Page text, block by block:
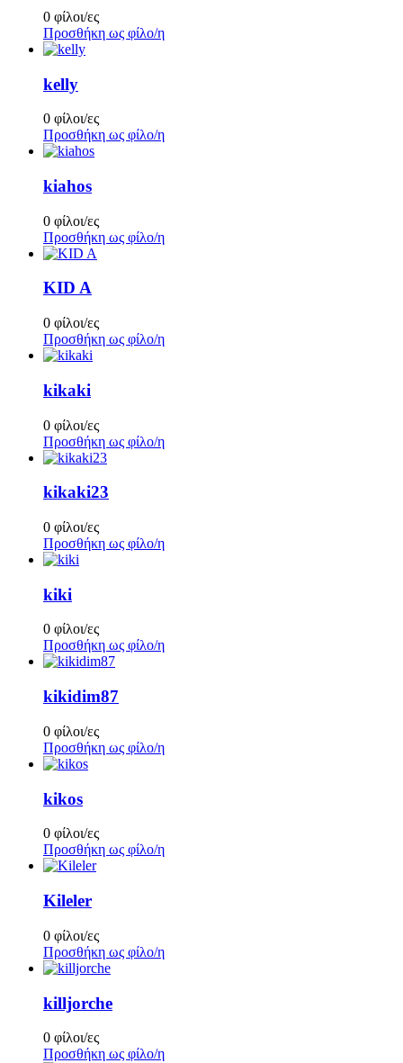
0 φίλοι/ες
Προσθήκη ως φίλο/η
kelly
0 φίλοι/ες
Προσθήκη ως φίλο/η
kiahos
0 φίλοι/ες
Προσθήκη ως φίλο/η
KID A
0 φίλοι/ες
Προσθήκη ως φίλο/η
kikaki
0 φίλοι/ες
Προσθήκη ως φίλο/η
kikaki23
0 φίλοι/ες
Προσθήκη ως φίλο/η
kiki
0 φίλοι/ες
Προσθήκη ως φίλο/η
kikidim87
0 φίλοι/ες
Προσθήκη ως φίλο/η
kikos
0 φίλοι/ες
Προσθήκη ως φίλο/η
Kileler
0 φίλοι/ες
Προσθήκη ως φίλο/η
killjorche
0 φίλοι/ες
Προσθήκη ως φίλο/η